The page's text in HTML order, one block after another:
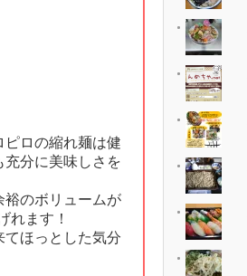
ロの縮れ麺は健
分に美味しさを
裕のボリュームが
れます！
ほっとした気分